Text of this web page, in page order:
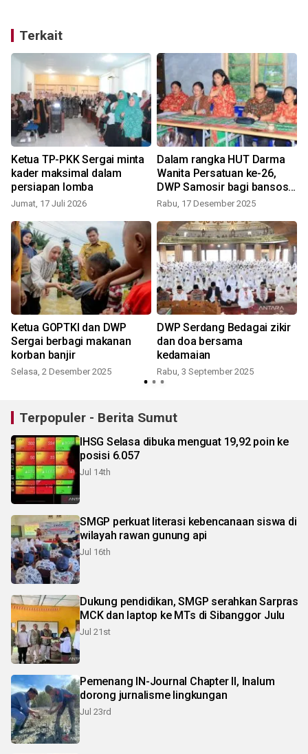
Terkait
Ketua TP-PKK Sergai minta
kader maksimal dalam
persiapan lomba
Jumat, 17 Juli 2026
Dalam rangka HUT Darma
Wanita Persatuan ke-26,
DWP Samosir bagi bansos
dan melakukan penyuluhan
Rabu, 17 Desember 2025
Ketua GOPTKI dan DWP
Sergai berbagi makanan
korban banjir
Selasa, 2 Desember 2025
DWP Serdang Bedagai zikir
dan doa bersama
kedamaian
Rabu, 3 September 2025
Terpopuler - Berita Sumut
IHSG Selasa dibuka menguat 19,92 poin ke
posisi 6.057
Jul 14th
SMGP perkuat literasi kebencanaan siswa di
wilayah rawan gunung api
Jul 16th
Dukung pendidikan, SMGP serahkan Sarpras
MCK dan laptop ke MTs di Sibanggor Julu
Jul 21st
Pemenang IN-Journal Chapter II, Inalum
dorong jurnalisme lingkungan
Jul 23rd